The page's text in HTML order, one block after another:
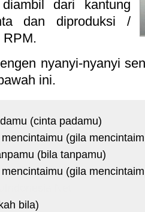
dari kantung
dan diproduksi /
RPM.
nyanyi-nyanyi
ini.
(cinta padamu)
(gila
(bila tanpamu)
(gila
bila)